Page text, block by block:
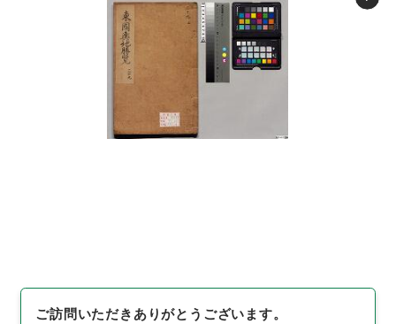
ご訪問いただきありがとうございます。